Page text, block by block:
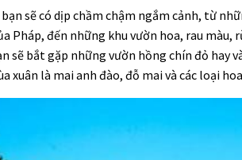
sẽ có dịp chầm chậm ngắm cảnh, từ
Pháp, đến những khu vườn hoa, rau
sẽ bắt gặp những vườn hồng chín đỏ hay
xuân là mai anh đào, đỗ mai và các loại